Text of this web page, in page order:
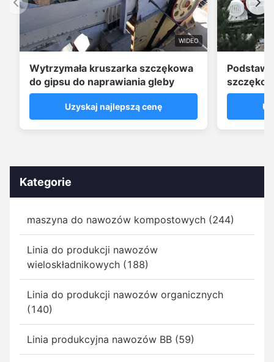
WIDEO
Wytrzymała kruszarka szczękowa
do gipsu do naprawiania gleby
Uzyskaj najlepszą cenę
T/H
Kategorie
maszyna do nawozów kompostowych (244)
Linia do produkcji nawozów
wieloskładnikowych (188)
Linia do produkcji nawozów organicznych
(140)
Linia produkcyjna nawozów BB (59)